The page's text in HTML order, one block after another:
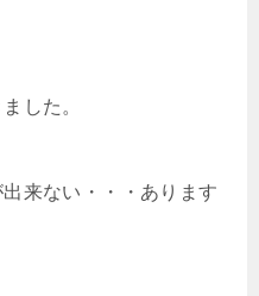
した。
来ない・・・あります